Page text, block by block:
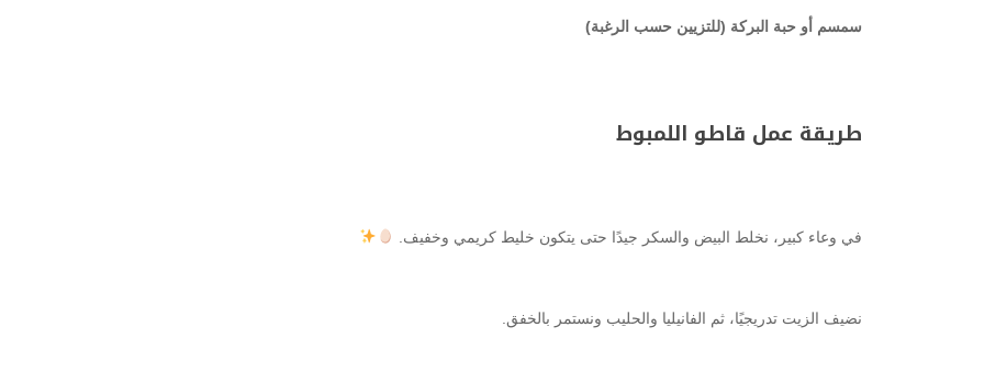
سمسم أو حبة البركة (للتزيين حسب الرغبة)
طريقة عمل قاطو اللمبوط
في وعاء كبير، نخلط البيض والسكر جيدًا حتى يتكون خليط كريمي وخفيف.
نضيف الزيت تدريجيًا، ثم الفانيليا والحليب ونستمر بالخفق.